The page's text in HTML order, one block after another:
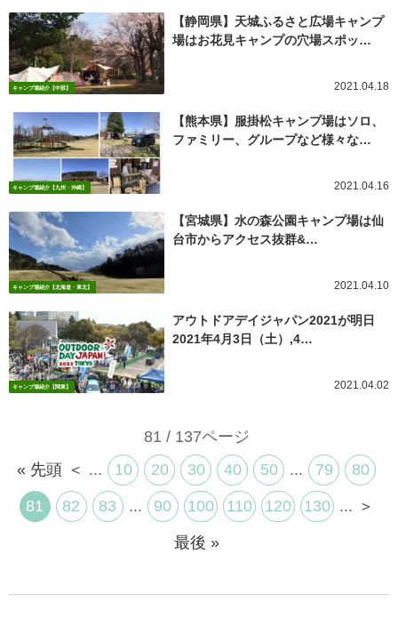
キャンプ場紹介【中部】
【静岡県】天城ふるさと広場キャンプ
場はお花見キャンプの穴場スポッ…
2021.04.18
キャンプ場紹介【九州・沖縄】
【熊本県】服掛松キャンプ場はソロ、
ファミリー、グループなど様々な…
2021.04.16
キャンプ場紹介【北海道・東北】
【宮城県】水の森公園キャンプ場は仙
台市からアクセス抜群&…
2021.04.10
キャンプ場紹介【関東】
アウトドアデイジャパン2021が明日
2021年4月3日（土）,4…
2021.04.02
81 / 137ページ
« 先頭 ＜ ... 10 20 30 40 50 ... 79 80
81 82 83 ... 90 100 110 120 130 ... ＞
最後 »